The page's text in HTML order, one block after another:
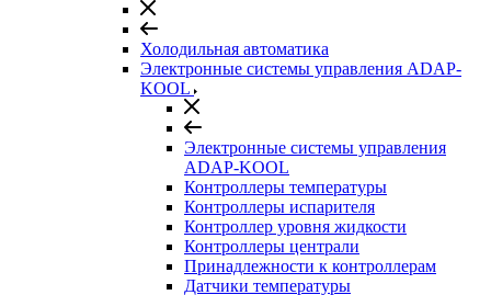
Холодильная автоматика
Электронные системы управления ADAP-
KOOL
Электронные системы управления
ADAP-KOOL
Контроллеры температуры
Контроллеры испарителя
Контроллер уровня жидкости
Контроллеры централи
Принадлежности к контроллерам
Датчики температуры